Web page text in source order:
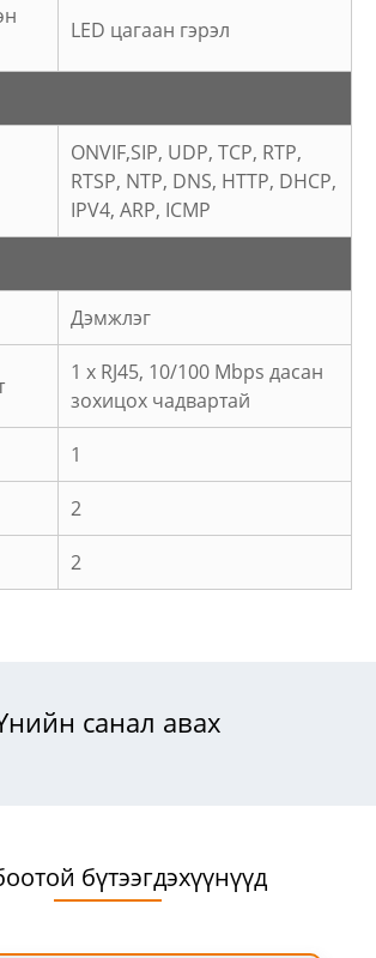
LED цагаан гэрэл
ONVIF,SIP, UDP, TCP, RTP,
RTSP, NTP, DNS, HTTP, DHCP,
IPV4, ARP, ICMP
Дэмжлэг
1 x RJ45, 10/100 Mbps дасан
зохицох чадвартай
1
2
2
санал авах
бүтээгдэхүүнүүд